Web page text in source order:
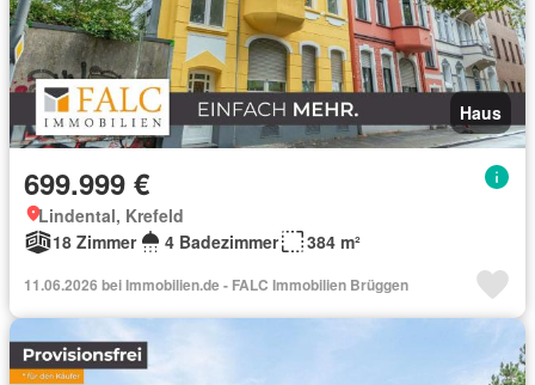
Haus
699.999 €
Lindental, Krefeld
18 Zimmer
4 Badezimmer 384 m²
11.06.2026 bei Immobilien.de - FALC Immobilien Brüggen